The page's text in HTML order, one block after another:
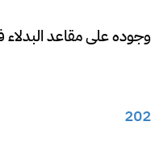
وجوده على مقاعد